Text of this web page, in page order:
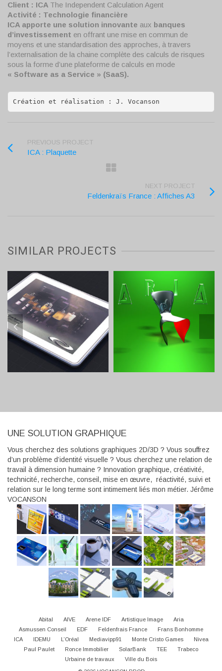
Client : ICA The Independent Calculation Agent
Activité : Technologie financière
ICA apporte une solution innovante aux banques
d’investissement en offrant une mise en commun de
moyens et une standardisation des approches, à travers
l’externalisation de la chaine complète des calculs de risques
sous la forme d’une plateforme de calculs en mode
« Software as a Service » (SaaS).
Création et réalisation : J. Vocanson
PREVIOUS PROJECT
ICA : Plaquette
NEXT PROJECT
Feldenkraïs France : Affiches A3
SIMILAR PROJECTS
UNE SOLUTION GRAPHIQUE
Vous cherchez des solutions graphiques 2D/3D ? Vous souffrez
d’un problème d’identité visuelle ? Vous cherchez une relation de
travail à dimension humaine ? Innovation graphique, créativité,
technicité, recherche, conseil, mise en œuvre, réactivité, suivi et
relation sur le long terme sont intimement liés mon métier. Jérôme
VOCANSON
Abital AIVE Arene IDF Artistique Image
Aria
Asmussen Conseil
EDF Feldenfrais France
Frans Bonhomme
ICA
IDEMU L’Oréal Mediavipp91 Monte Cristo Games
Nivea
Paul Paulet
Ronce Immobilier SolarBank TEE
Trabeco
Urbaine de travaux
Ville du Bois